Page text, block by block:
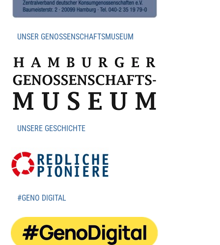
UNSER GENOSSENSCHAFTSMUSEUM
UNSERE GESCHICHTE
#GENO DIGITAL